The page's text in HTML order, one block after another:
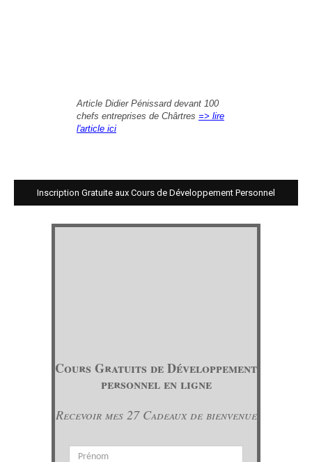
Article Didier Pénissard devant 100
chefs entreprises de Chârtres => lire
l'article ici
Inscription Gratuite aux Cours de Développement Personnel
Cours Gratuits de Développement
personnel en ligne
Recevoir mes 27 Cadeaux de bienvenue